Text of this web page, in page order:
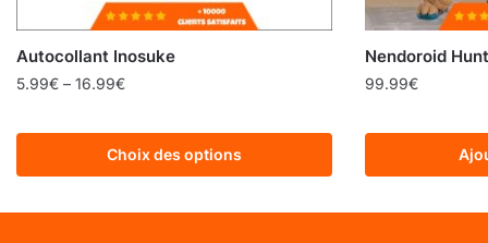
Autocollant Inosuke
5.99€ – 16.99€
Choix des options
Nendoroid
99.99€